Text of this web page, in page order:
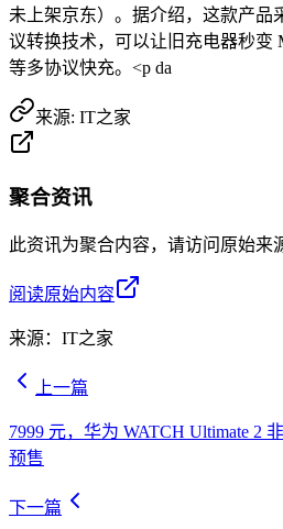
未上架京东）。据介绍，这款产品
议转换技术，可以让旧充电器秒变
等多协议快充。<p da
来源: IT之家
聚合资讯
此资讯为聚合内容，请访问原始来
阅读原始内容
来源： IT之家
上一篇
7999 元，华为 WATCH Ultimate 2
预售
下一篇